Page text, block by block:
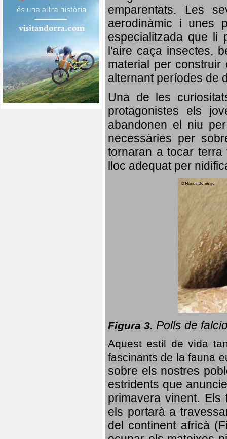
emparentats. Les
aerodinàmic i unes
especialitzada que li
l'aire caça insectes,
material per
alternant períodes de
Una de les
protagonistes els
abandonen el niu
necessàries per
tornaran a tocar
lloc adequat per
Figura 3. Polls de
Aquest estil de vida
fascinants de la fauna
sobre els nostres
estridents que
primavera vinent. Els
els portarà a
del continent africà